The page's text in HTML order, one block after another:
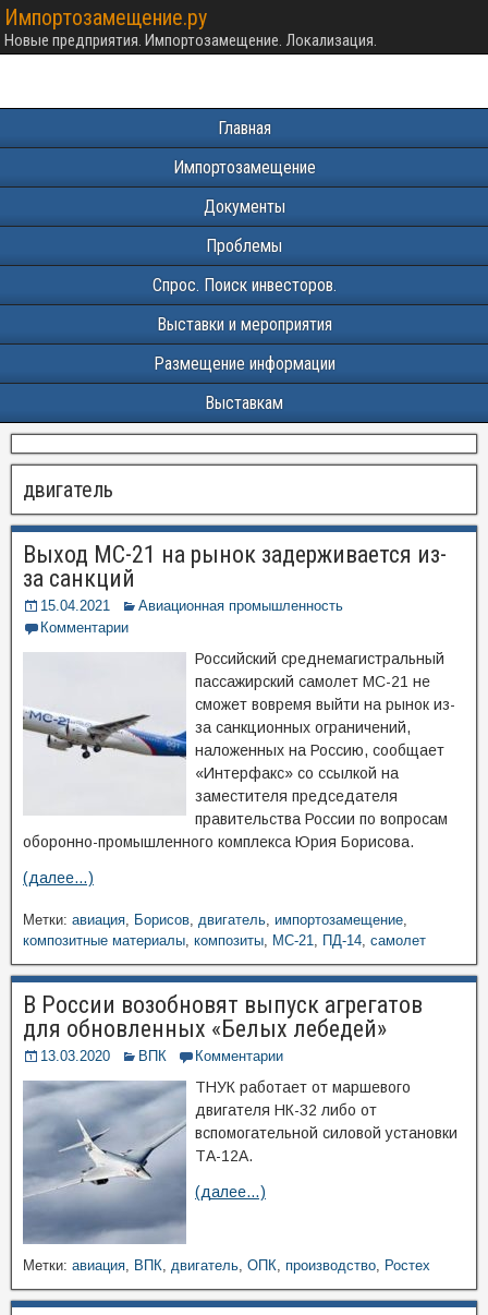
Импортозамещение.ру
Новые предприятия. Импортозамещение. Локализация.
Главная
Импортозамещение
Документы
Проблемы
Спрос. Поиск инвесторов.
Выставки и мероприятия
Размещение информации
Выставкам
двигатель
Выход МС-21 на рынок задерживается из-
за санкций
15.04.2021
Авиационная промышленность
Комментарии
Российский среднемагистральный
пассажирский самолет МС-21 не
сможет вовремя выйти на рынок из-
за санкционных ограничений,
наложенных на Россию, сообщает
«Интерфакс» со ссылкой на
заместителя председателя
правительства России по вопросам
оборонно-промышленного комплекса Юрия Борисова.
(далее…)
Метки: авиация, Борисов, двигатель, импортозамещение,
композитные материалы, композиты, МС-21, ПД-14, самолет
В России возобновят выпуск агрегатов
для обновленных «Белых лебедей»
13.03.2020 ВПК Комментарии
ТНУК работает от маршевого
двигателя НК-32 либо от
вспомогательной силовой установки
ТА-12А.
(далее…)
Метки: авиация, ВПК, двигатель, ОПК, производство, Ростех